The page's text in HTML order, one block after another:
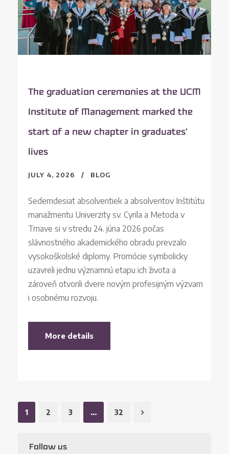
The graduation ceremonies at the UCM
Institute of Management marked the
start of a new chapter in graduates’
lives
JULY 4, 2026 BLOG
Sedemdesiat absolventiek a absolventov Inštitútu
manažmentu Univerzity sv. Cyrila a Metoda v
Trnave si v stredu 24. júna 2026 počas
slávnostného akademického obradu prevzalo
vysokoškolské diplomy. Promócie symbolicky
uzavreli jednu významnú etapu ich života a
zároveň otvorili dvere novým profesijným výzvam
i osobnému rozvoju.
More details
1 2 3 … 32
Follow us